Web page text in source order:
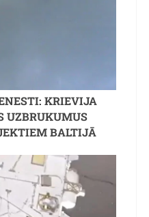
KRIEVIJA
UZBRUKUMUS
BALTIJĀ